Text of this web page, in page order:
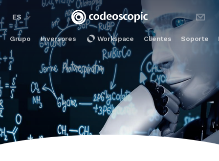
ES
Grupo Inversores Workspace Clientes Soporte